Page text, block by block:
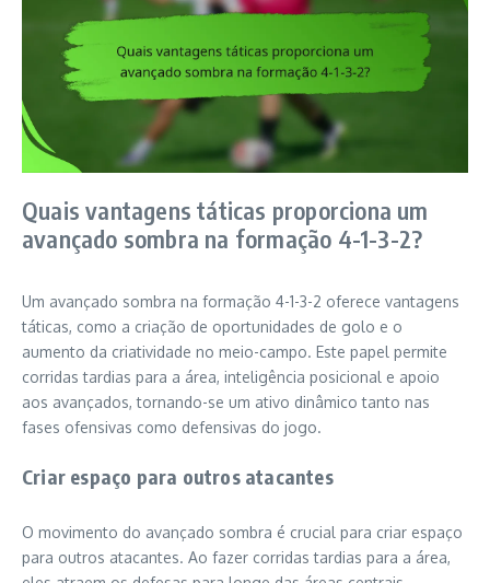
Quais vantagens táticas proporciona um
avançado sombra na formação 4-1-3-2?
Um avançado sombra na formação 4-1-3-2 oferece vantagens
táticas, como a criação de oportunidades de golo e o
aumento da criatividade no meio-campo. Este papel permite
corridas tardias para a área, inteligência posicional e apoio
aos avançados, tornando-se um ativo dinâmico tanto nas
fases ofensivas como defensivas do jogo.
Criar espaço para outros atacantes
O movimento do avançado sombra é crucial para criar espaço
para outros atacantes. Ao fazer corridas tardias para a área,